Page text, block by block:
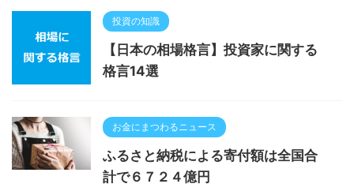
投資の知識
【日本の相場格言】投資家に関する
格言14選
お金にまつわるニュース
ふるさと納税による寄付額は全国合
計で６７２４億円